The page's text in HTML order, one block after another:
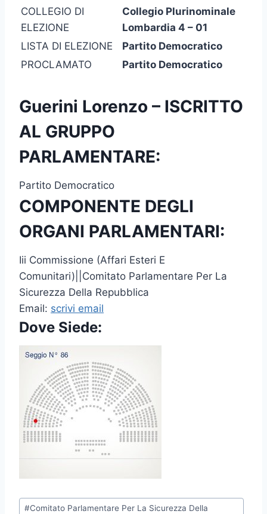
COLLEGIO DI
ELEZIONE
Collegio Plurinominale
Lombardia 4 – 01
LISTA DI ELEZIONE
Partito Democratico
PROCLAMATO
Partito Democratico
Guerini Lorenzo – ISCRITTO
AL GRUPPO
PARLAMENTARE:
Partito Democratico
COMPONENTE DEGLI
ORGANI PARLAMENTARI:
Iii Commissione (Affari Esteri E
Comunitari)||Comitato Parlamentare Per La
Sicurezza Della Repubblica
Email: scrivi email
Dove Siede:
P
#Comitato Parlamentare Per La Sicurezza Della